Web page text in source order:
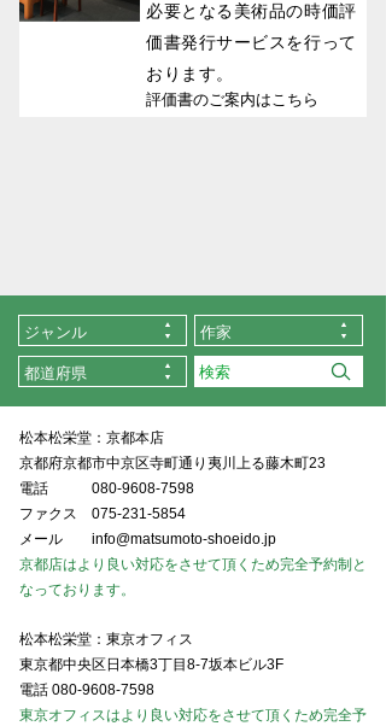
必要となる美術品の時価評
価書発行サービスを行って
おります。
評価書のご案内はこちら
ジャンル 作家
都道府県
松本松栄堂：京都本店
京都府京都市中京区寺町通り夷川上る藤木町23
電話
080-9608-7598
ファクス
075-231-5854
メール
info@matsumoto-shoeido.jp
京都店はより良い対応をさせて頂くため完全予約制と
なっております。
松本松栄堂：東京オフィス
東京都中央区日本橋3丁目8-7坂本ビル3F
電話 080-9608-7598
東京オフィスはより良い対応をさせて頂くため完全予